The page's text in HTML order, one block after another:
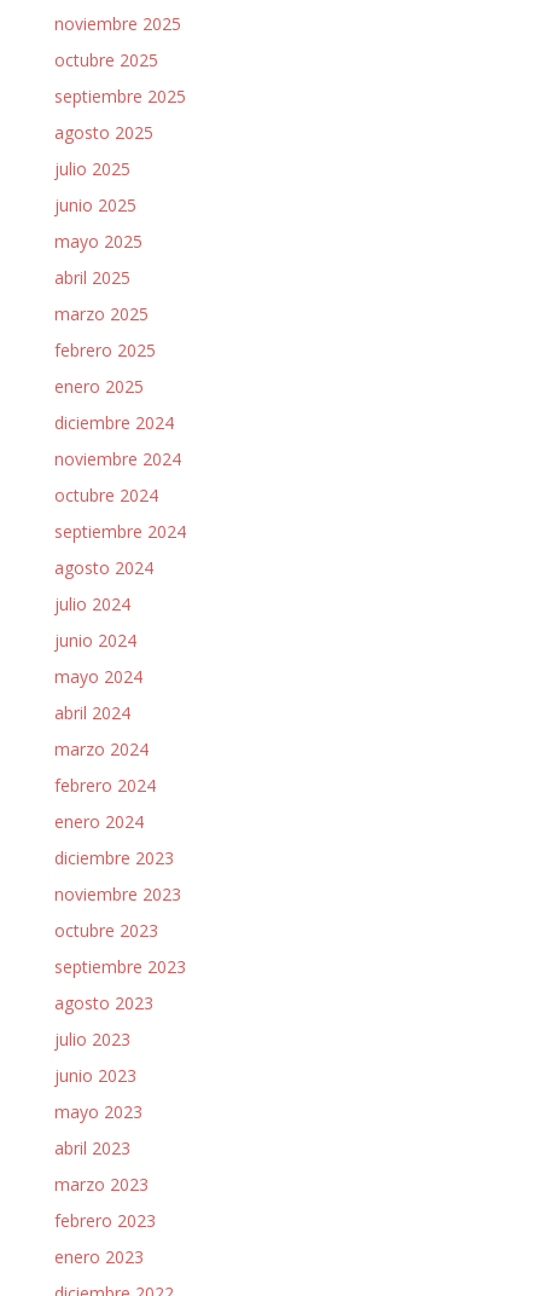
noviembre 2025
octubre 2025
septiembre 2025
agosto 2025
julio 2025
junio 2025
mayo 2025
abril 2025
marzo 2025
febrero 2025
enero 2025
diciembre 2024
noviembre 2024
octubre 2024
septiembre 2024
agosto 2024
julio 2024
junio 2024
mayo 2024
abril 2024
marzo 2024
febrero 2024
enero 2024
diciembre 2023
noviembre 2023
octubre 2023
septiembre 2023
agosto 2023
julio 2023
junio 2023
mayo 2023
abril 2023
marzo 2023
febrero 2023
enero 2023